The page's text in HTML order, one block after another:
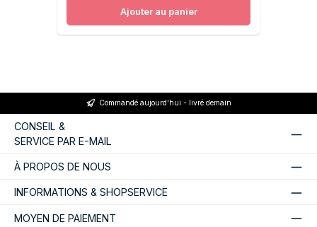
Ajouter au panier
Commandé aujourd'hui - livré demain
CONSEIL &
SERVICE PAR E-MAIL
À PROPOS DE NOUS
INFORMATIONS & SHOPSERVICE
MOYEN DE PAIEMENT